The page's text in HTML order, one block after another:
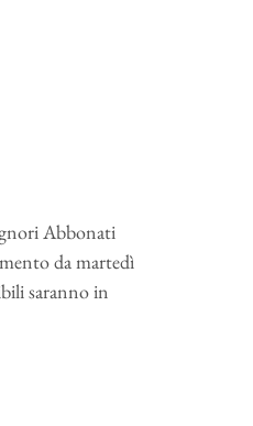
Abbonati
da martedì
saranno in